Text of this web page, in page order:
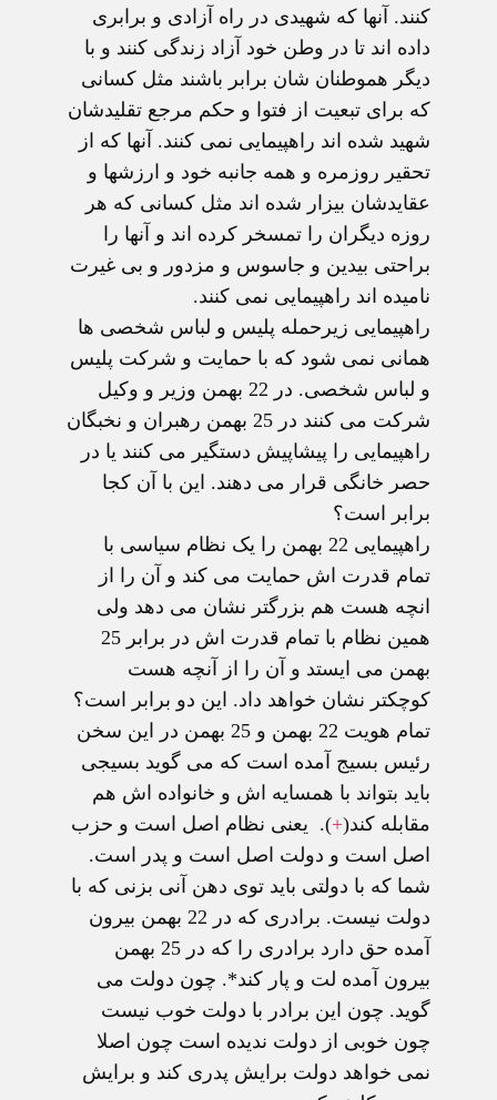
کنند. آنها که شهیدی در راه آزادی و برابری
داده اند تا در وطن خود آزاد زندگی کنند و با
دیگر هموطنان شان برابر باشند مثل کسانی
که برای تبعیت از فتوا و حکم مرجع تقلیدشان
شهید شده اند راهپیمایی نمی کنند. آنها که از
تحقیر روزمره و همه جانبه خود و ارزشها و
عقایدشان بیزار شده اند مثل کسانی که هر
روزه دیگران را تمسخر کرده اند و آنها را
براحتی بیدین و جاسوس و مزدور و بی غیرت
نامیده اند راهپیمایی نمی کنند.
راهپیمایی زیرحمله پلیس و لباس شخصی ها
همانی نمی شود که با حمایت و شرکت پلیس
و لباس شخصی. در 22 بهمن وزیر و وکیل
شرکت می کنند در 25 بهمن رهبران و نخبگان
راهپیمایی را پیشاپیش دستگیر می کنند یا در
حصر خانگی قرار می دهند. این با آن کجا
برابر است؟
راهپیمایی 22 بهمن را یک نظام سیاسی با
تمام قدرت اش حمایت می کند و آن را از
انچه هست هم بزرگتر نشان می دهد ولی
همین نظام با تمام قدرت اش در برابر 25
بهمن می ایستد و آن را از آنچه هست
کوچکتر نشان خواهد داد. این دو برابر است؟
تمام هویت 22 بهمن و 25 بهمن در این سخن
رئیس بسیج آمده است که می گوید بسیجی
باید بتواند با همسایه اش و خانواده اش هم
مقابله کند(+). یعنی نظام اصل است و حزب
اصل است و دولت اصل است و پدر است.
شما که با دولتی باید توی دهن آنی بزنی که با
دولت نیست. برادری که در 22 بهمن بیرون
آمده حق دارد برادری را که در 25 بهمن
بیرون آمده لت و پار کند*. چون دولت می
گوید. چون این برادر با دولت خوب نیست
چون خوبی از دولت ندیده است چون اصلا
نمی خواهد دولت برایش پدری کند و برایش